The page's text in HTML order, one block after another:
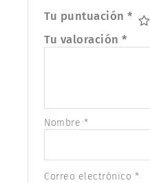
Tu puntuación*
Tu valoración*
Nombre *
Correo electrónico *